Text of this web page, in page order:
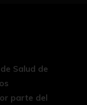
Salud de
parte del